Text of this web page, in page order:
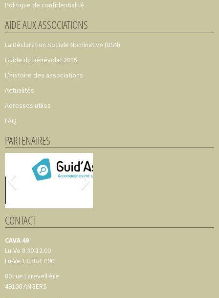
Politique de confidentialité
AIDE AUX ASSOCIATIONS
La Déclaration Sociale Nominative (DSN)
Guide du bénévolat 2015
L’histoire des associations
Actualités
Adresses utiles
FAQ
PARTENAIRES
CONTACT
CAVA 49
Lu-Ve 8:30-12:00
Lu-Ve 13:30-17:00
80 rue Larevellière
49100ANGERS